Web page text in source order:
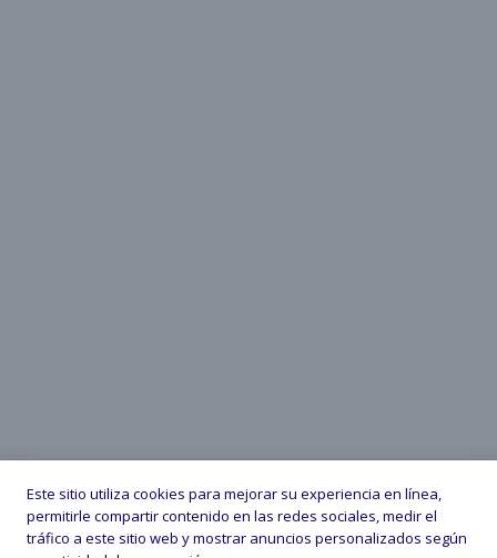
Este sitio utiliza cookies para mejorar su experiencia en línea,
permitirle compartir contenido en las redes sociales, medir el
tráfico a este sitio web y mostrar anuncios personalizados según